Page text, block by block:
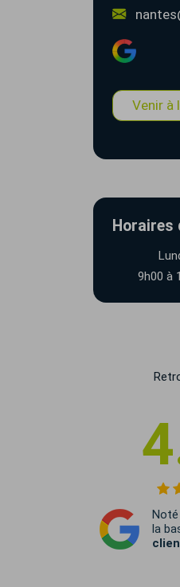
Venir à
Horaires
9h00 à
Noté
la
Véronique
J’ai eu affaire
véhicule qui
succès. Le
passé, c’est
sympathique,
l’écoute. Je